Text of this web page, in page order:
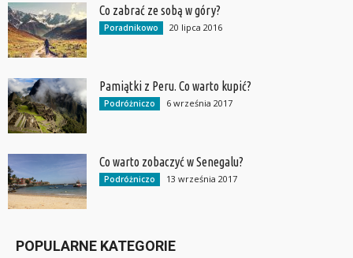
Co zabrać ze sobą w góry?
Poradnikowo 20 lipca 2016
Pamiątki z Peru. Co warto kupić?
Podróżniczo 6 września 2017
Co warto zobaczyć w Senegalu?
Podróżniczo 13 września 2017
POPULARNE KATEGORIE